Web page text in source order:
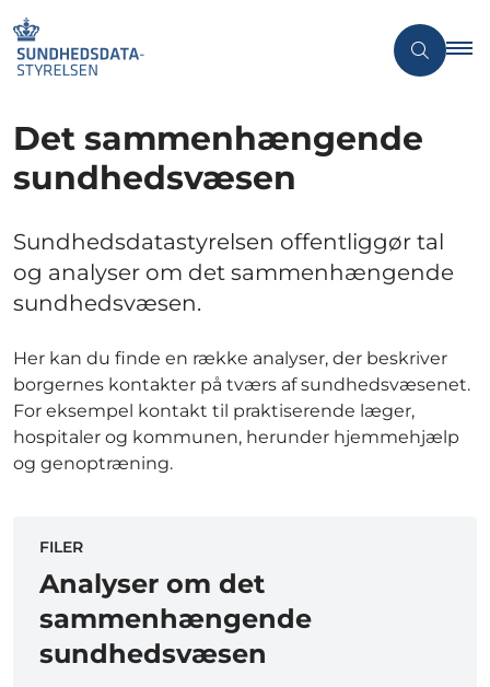
Det sammenhængende
sundhedsvæsen
Sundhedsdatastyrelsen offentliggør tal
og analyser om det sammenhængende
sundhedsvæsen.
Her kan du finde en række analyser, der beskriver
borgernes kontakter på tværs af sundhedsvæsenet.
For eksempel kontakt til praktiserende læger,
hospitaler og kommunen, herunder hjemmehjælp
og genoptræning.
FILER
Analyser om det
sammenhængende
sundhedsvæsen